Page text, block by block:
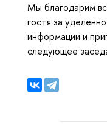
Мы благодарим
гостя за
информации и
следующее